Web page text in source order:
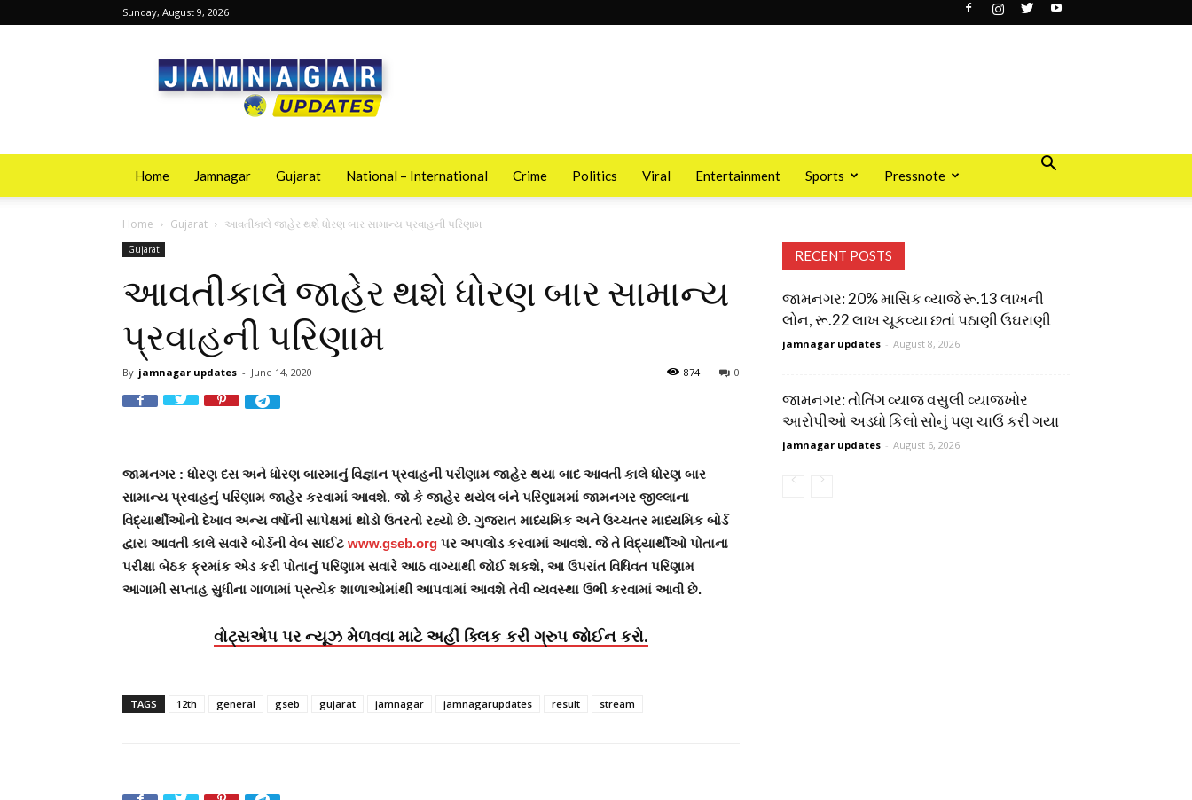
Sunday, August 9, 2026
Jamnagarupdates
Home Jamnagar Gujarat National – International Crime Politics Viral Entertainment Sports Pressnote
Home Gujarat આવતીકાલે જાહેર થશે ધોરણ બાર સામાન્ય પ્રવાહની પરિણામ
Gujarat
આવતીકાલે જાહેર થશે ધોરણ બાર સામાન્ય
પ્રવાહની પરિણામ
By jamnagar updates - June 14, 2020 0
874
જામનગર : ધોરણ દસ અને ધોરણ બારમાનું વિજ્ઞાન પ્રવાહની પરીણામ જાહેર થયા બાદ આવતી કાલે ધોરણ બાર
સામાન્ય પ્રવાહનું પરિણામ જાહેર કરવામાં આવશે. જો કે જાહેર થયેલ બંને પરિણામમાં જામનગર જીલ્લાના
વિદ્યાર્થીઓનો દેખાવ અન્ય વર્ષોની સાપેક્ષમાં થોડો ઉતરતો રહ્યો છે. ગુજરાત માધ્યમિક અને ઉચ્ચતર માધ્યમિક બોર્ડ
દ્વારા આવતી કાલે સવારે બોર્ડની વેબ સાઈટ www.gseb.org પર અપલોડ કરવામાં આવશે. જે તે વિદ્યાર્થીઓ પોતાના
પરીક્ષા બેઠક ક્રમાંક એડ કરી પોતાનું પરિણામ સવારે આઠ વાગ્યાથી જોઈ શકશે, આ ઉપરાંત વિધિવત પરિણામ
આગામી સપ્તાહ સુધીના ગાળામાં પ્રત્યેક શાળાઓમાંથી આપવામાં આવશે તેવી વ્યવસ્થા ઉભી કરવામાં આવી છે.
વોટ્સએપ પર ન્યૂઝ મેળવવા માટે અહીં ક્લિક કરી ગ્રુપ જોઈન કરો.
TAGS 12th general gseb gujarat jamnagar jamnagarupdates result stream
RECENT POSTS
જામનગર: 20% માસિક વ્યાજે રૂ.13 લાખની
લોન, રૂ.22 લાખ ચૂકવ્યા છતાં પઠાણી ઉઘરાણી
jamnagar updates - August 8, 2026
જામનગર: તોતિંગ વ્યાજ વસુલી વ્યાજખોર
આરોપીઓ અડધો કિલો સોનું પણ ચાઉં કરી ગયા
jamnagar updates - August 6, 2026